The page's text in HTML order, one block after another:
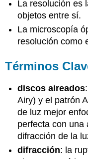
La resolución es
objetos entre sí.
La microscopía
resolución como
Términos
discos aireados
Airy) y el patrón
de luz mejor
perfecta con una
difracción de la
difracción: la